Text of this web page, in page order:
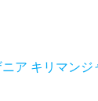
ア キリマン